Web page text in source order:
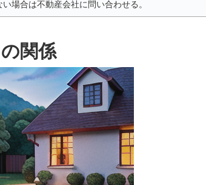
場合は不動産会社に問い合わせる。
関係